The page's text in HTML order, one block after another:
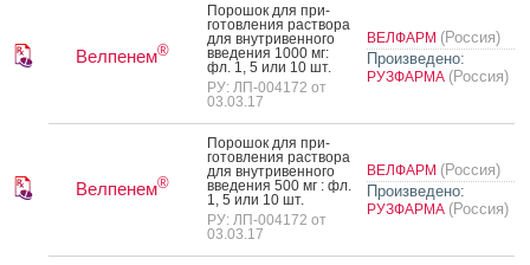
Велпенем®
По­рошок для при­
готов­ле­ния рас­тво­ра
для внут­ри­вен­но­го
вве­дения 1000 мг:
фл. 1, 5 или 10 шт.
РУ: ЛП-004172 от
03.03.17
ВЕЛФАРМ (Россия)
Произведено:
РУЗФАРМА (Россия)
Велпенем®
По­рошок для при­
готов­ле­ния рас­тво­ра
для внут­ри­вен­но­го
вве­дения 500 мг : фл.
1, 5 или 10 шт.
РУ: ЛП-004172 от
03.03.17
ВЕЛФАРМ (Россия)
Произведено:
РУЗФАРМА (Россия)